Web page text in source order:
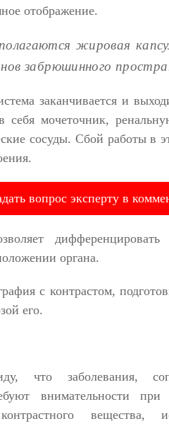
отображение.
жировая
забрюшинного
заканчивается и
мочеточник,
сосуды. Сбой работы в
вопрос эксперту в
дифференцировать
органа.
с контрастом,
его.
что заболевания,
внимательности при